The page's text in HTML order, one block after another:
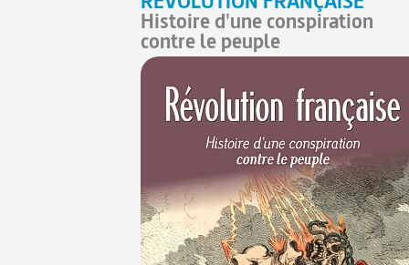
Histoire d'une conspiration
contre le peuple